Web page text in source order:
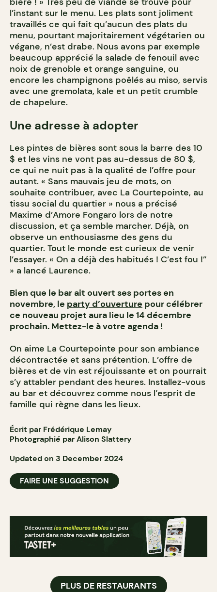
l’instant sur le menu. Les plats sont joliment
travaillés ce qui fait qu’aucun des plats du
menu, pourtant majoritairement végétarien ou
végane, n’est drabe. Nous avons par exemple
beaucoup apprécié la salade de fenouil avec
noix de grenoble et orange sanguine, ou
encore les champignons poêlés au miso, servis
avec une gremolata, kale et un petit crumble
de chapelure.
Une adresse à adopter
Les pintes de bières sont sous la barre des 10
$ et les vins ne vont pas au-dessus de 80 $,
ce qui ne nuit pas à la qualité de l’offre pour
autant. « Sans mauvais jeu de mots, on
souhaite contribuer, avec La Courtepointe, au
tissu social du quartier » nous a précisé
Maxime d’Amore Fongaro lors de notre
discussion, et ça semble marcher. Déjà, on
observe un enthousiasme des gens du
quartier. Tout le monde est curieux de venir
l’essayer. « On a déjà des habitués ! C’est fou !”
» a lancé Laurence.
Bien que le bar ait ouvert ses portes en
novembre, le party d’ouverture pour célébrer
ce nouveau projet aura lieu le 14 décembre
prochain. Mettez-le à votre agenda !
On aime La Courtepointe pour son ambiance
décontractée et sans prétention. L’offre de
bières et de vin est réjouissante et on pourrait
s’y attabler pendant des heures. Installez-vous
au bar et découvrez comme nous l’esprit de
famille qui règne dans les lieux.
Écrit par Frédérique Lemay
Photographié par Alison Slattery
Updated on 3 December 2024
FAIRE UNE SUGGESTION
PLUS DE RESTAURANTS